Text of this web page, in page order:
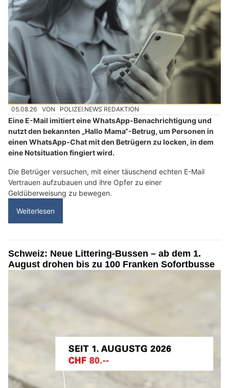
05.08.26 VON POLIZEI.NEWS REDAKTION
Eine E-Mail imitiert eine WhatsApp-Benachrichtigung und
nutzt den bekannten „Hallo Mama“-Betrug, um Personen in
einen WhatsApp-Chat mit den Betrügern zu locken, in dem
eine Notsituation fingiert wird.
Die Betrüger versuchen, mit einer täuschend echten E-Mail
Vertrauen aufzubauen und ihre Opfer zu einer
Geldüberweisung zu bewegen.
Weiterlesen
Schweiz: Neue Littering-Bussen – ab dem 1.
August drohen bis zu 100 Franken Sofortbusse